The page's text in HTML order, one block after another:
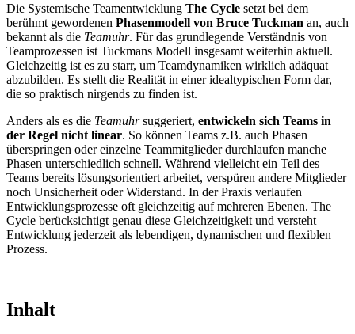
Die Systemische Teamentwicklung The Cycle setzt bei dem
berühmt gewordenen Phasenmodell von Bruce Tuckman an, auch
bekannt als die Teamuhr. Für das grundlegende Verständnis von
Teamprozessen ist Tuckmans Modell insgesamt weiterhin aktuell.
Gleichzeitig ist es zu starr, um Teamdynamiken wirklich adäquat
abzubilden. Es stellt die Realität in einer idealtypischen Form dar,
die so praktisch nirgends zu finden ist.
Anders als es die Teamuhrsuggeriert, entwickeln sich Teams in
der Regel nicht linear. So können Teams z.B. auch Phasen
überspringen oder einzelne Teammitglieder durchlaufen manche
Phasen unterschiedlich schnell. Während vielleicht ein Teil des
Teams bereits lösungsorientiert arbeitet, verspüren andere Mitglieder
noch Unsicherheit oder Widerstand. In der Praxis verlaufen
Entwicklungsprozesse oft gleichzeitig auf mehreren Ebenen. The
Cycle berücksichtigt genau diese Gleichzeitigkeit und versteht
Entwicklung jederzeit als lebendigen, dynamischen und flexiblen
Prozess.
Inhalt